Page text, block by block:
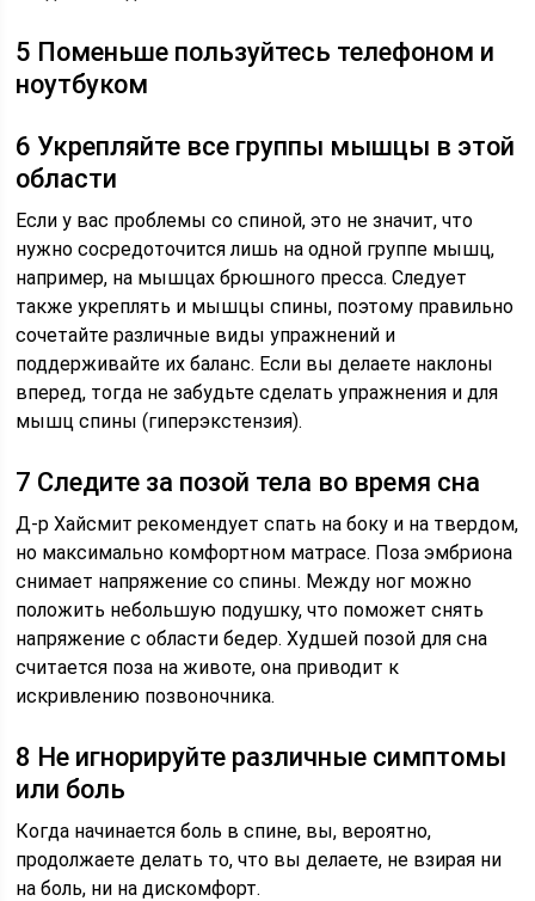
5 Поменьше пользуйтесь телефоном и
ноутбуком
6 Укрепляйте все группы мышцы в этой
области
Если у вас проблемы со спиной, это не значит, что
нужно сосредоточится лишь на одной группе мышц,
например, на мышцах брюшного пресса. Следует
также укреплять и мышцы спины, поэтому правильно
сочетайте различные виды упражнений и
поддерживайте их баланс. Если вы делаете наклоны
вперед, тогда не забудьте сделать упражнения и для
мышц спины (гиперэкстензия).
7 Следите за позой тела во время сна
Д-р Хайсмит рекомендует спать на боку и на твердом,
но максимально комфортном матрасе. Поза эмбриона
снимает напряжение со спины. Между ног можно
положить небольшую подушку, что поможет снять
напряжение с области бедер. Худшей позой для сна
считается поза на животе, она приводит к
искривлению позвоночника.
8 Не игнорируйте различные симптомы
или боль
Когда начинается боль в спине, вы, вероятно,
продолжаете делать то, что вы делаете, не взирая ни
на боль, ни на дискомфорт.